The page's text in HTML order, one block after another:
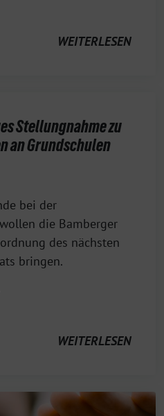
WEITERLESEN
Stellungnahme zu
an Grundschulen
bei der
die Bamberger
des nächsten
bringen.
WEITERLESEN